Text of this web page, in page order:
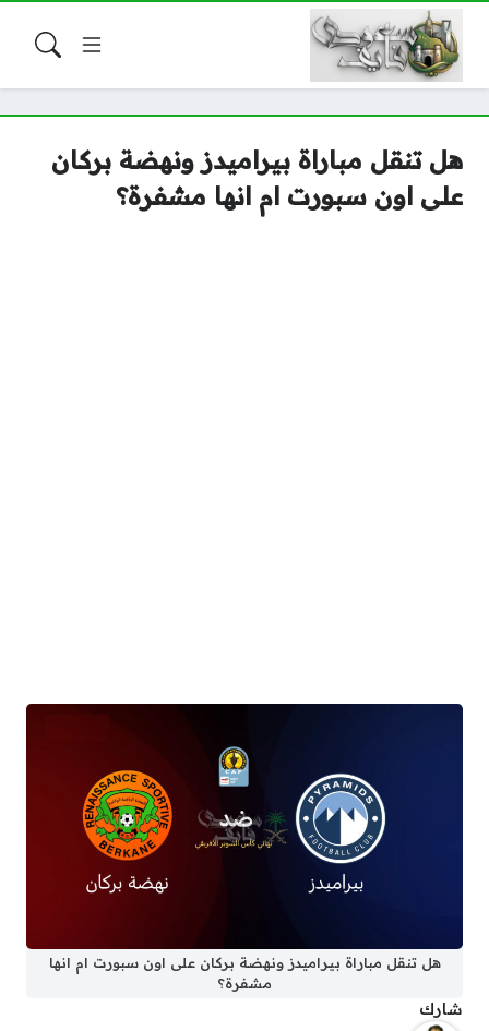
هل تنقل مباراة بيراميدز ونهضة بركان
على اون سبورت ام انها مشفرة؟
هل تنقل مباراة بيراميدز ونهضة بركان على اون سبورت ام انها
مشفرة؟
شارك